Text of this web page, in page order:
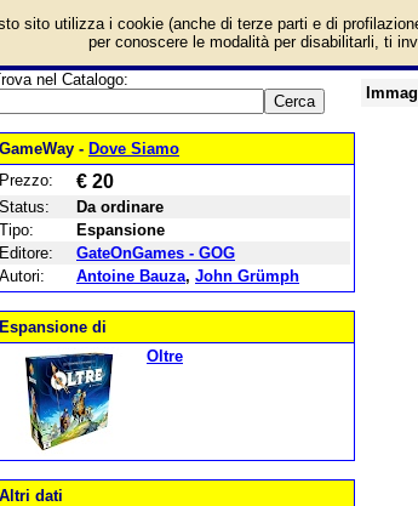
Vivi e Non Morti e prezzo di vendita. Prodotto da
nel Catalogo:
GameWay - Dove Siamo
Prezzo:
€ 20
Status:
Da ordinare
Tipo:
Espansione
Editore:
GateOnGames - GOG
Autori:
Antoine Bauza, John Grümph
Espansione di
Oltre
Altri dati
sito utilizza i cookie (anche di terze parti e di
per conoscere le modalità per disabilitarli, ti